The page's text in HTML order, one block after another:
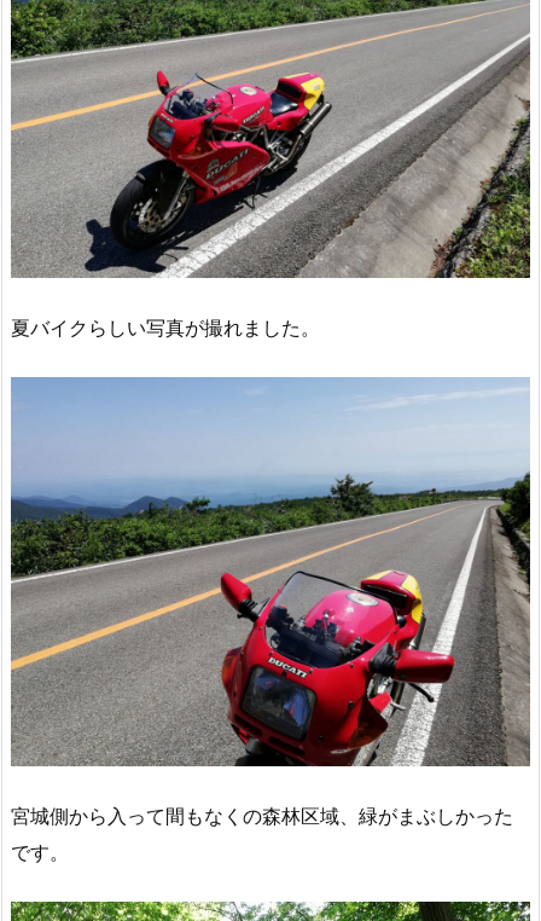
夏バイクらしい写真が撮れました。
宮城側から入って間もなくの森林区域、緑がまぶしかった
です。